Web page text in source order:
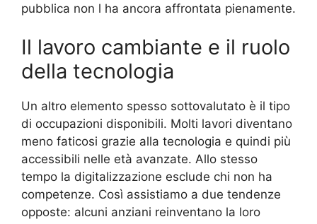
pubblica non l ha ancora affrontata pienamente.
Il lavoro cambiante e il ruolo
della tecnologia
Un altro elemento spesso sottovalutato è il tipo
di occupazioni disponibili. Molti lavori diventano
meno faticosi grazie alla tecnologia e quindi più
accessibili nelle età avanzate. Allo stesso
tempo la digitalizzazione esclude chi non ha
competenze. Così assistiamo a due tendenze
opposte: alcuni anziani reinventano la loro